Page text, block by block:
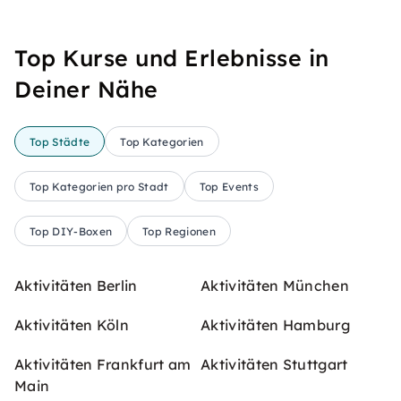
Top Kurse und Erlebnisse in
Deiner Nähe
Top Städte Top Kategorien
Top Kategorien pro Stadt Top Events
Top DIY-Boxen Top Regionen
Aktivitäten Berlin Aktivitäten München
Aktivitäten Köln Aktivitäten Hamburg
Aktivitäten Frankfurt am
Main
Aktivitäten Stuttgart